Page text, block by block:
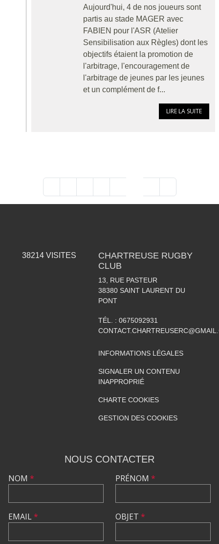
Aujourd'hui, 4 de nos joueurs sont
partis au stade MAGER avec
FABIEN pour l'ASR (Atelier
Sensibilisation aux Règles) dont les
objectifs étaient la promotion de
l'arbitrage, l'encouragement de
l'arbitrage de jeunes par les jeunes
et un complément de f...
LIRE LA SUITE
38214VISITES
CHARTREUSE RUGBY
CLUB
13, RUE PASTEUR
38380 SAINT LAURENT DU
PONT
TÉL. : 0675092931
INFORMATIONS LÉGALES
SIGNALER UN CONTENU
INAPPROPRIÉ
CHARTE COOKIES
GESTION DES COOKIES
NOUS CONTACTER
NOM *
EMAIL*
PRÉNOM *
OBJET *